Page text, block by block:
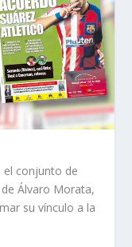
el conjunto de
Álvaro Morata,
su vínculo a la